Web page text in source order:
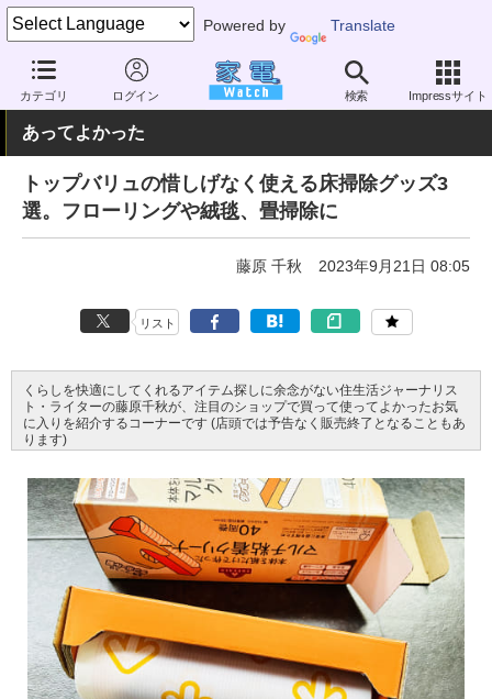
Powered by Translate
カテゴリ ログイン 検索 Impressサイト
家電 Watch 暮らし 住まい・雑貨
あってよかった
トップバリュの惜しげなく使える床掃除グッズ3
選。フローリングや絨毯、畳掃除に
藤原 千秋 2023年9月21日 08:05
リスト
くらしを快適にしてくれるアイテム探しに余念がない住生活ジャーナリス
ト・ライターの藤原千秋が、注目のショップで買って使ってよかったお気
に入りを紹介するコーナーです (店頭では予告なく販売終了となることもあ
ります)